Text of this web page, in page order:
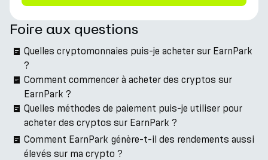
Foire aux questions
Quelles cryptomonnaies puis-je acheter sur EarnPark
?
Comment commencer à acheter des cryptos sur
EarnPark ?
Quelles méthodes de paiement puis-je utiliser pour
acheter des cryptos sur EarnPark ?
Comment EarnPark génère-t-il des rendements aussi
élevés sur ma crypto ?